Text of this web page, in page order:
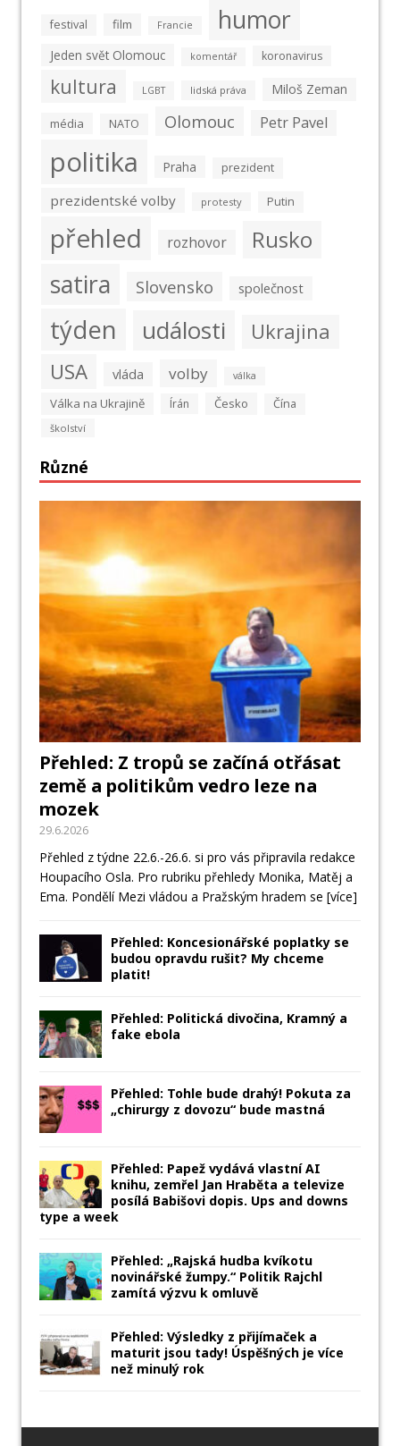
festival film Francie humor
Jeden svět Olomouc komentář koronavirus
kultura LGBT lidská práva Miloš Zeman
média NATO Olomouc Petr Pavel
politika Praha prezident
prezidentské volby protesty Putin
přehled rozhovor Rusko
satira Slovensko společnost
týden události Ukrajina
USA vláda volby válka
Válka na Ukrajině Írán Česko Čína
školství
Různé
Přehled: Z tropů se začíná otřásat
země a politikům vedro leze na
mozek
29.6.2026
Přehled z týdne 22.6.-26.6. si pro vás připravila redakce
Houpacího Osla. Pro rubriku přehledy Monika, Matěj a
Ema. Pondělí Mezi vládou a Pražským hradem se [více]
Přehled: Koncesionářské poplatky se
budou opravdu rušit? My chceme
platit!
Přehled: Politická divočina, Kramný a
fake ebola
Přehled: Tohle bude drahý! Pokuta za
„chirurgy z dovozu“ bude mastná
Přehled: Papež vydává vlastní AI
knihu, zemřel Jan Hraběta a televize
posílá Babišovi dopis. Ups and downs
type a week
Přehled: „Rajská hudba kvíkotu
novinářské žumpy.“ Politik Rajchl
zamítá výzvu k omluvě
Přehled: Výsledky z přijímaček a
maturit jsou tady! Úspěšných je více
než minulý rok